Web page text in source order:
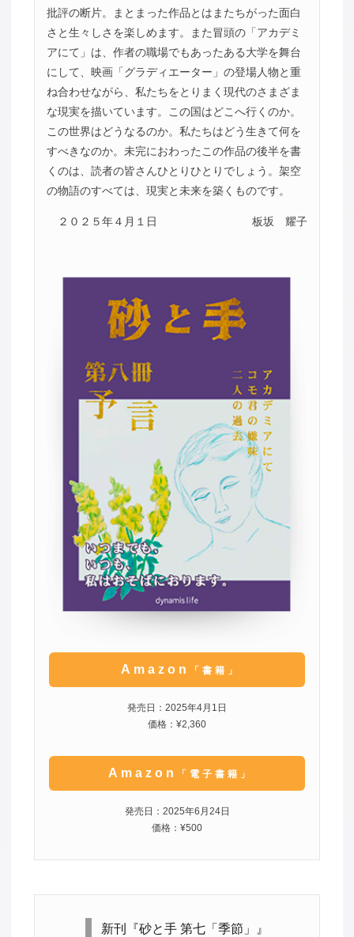
批評の断片。まとまった作品とはまたちがった面白
さと生々しさを楽しめます。また冒頭の「アカデミ
アにて」は、作者の職場でもあったある大学を舞台
にして、映画「グラディエーター」の登場人物と重
ね合わせながら、私たちをとりまく現代のさまざま
な現実を描いています。この国はどこへ行くのか。
この世界はどうなるのか。私たちはどう生きて何を
すべきなのか。未完におわったこの作品の後半を書
くのは、読者の皆さんひとりひとりでしょう。架空
の物語のすべては、現実と未来を築くものです。
２０２５年４月１日 板坂 耀子
Amazon 「書籍」
発売日：2025年4月1日
価格：¥2,360
Amazon 「電子書籍」
発売日：2025年6月24日
価格：¥500
新刊『砂と手 第七「季節」』